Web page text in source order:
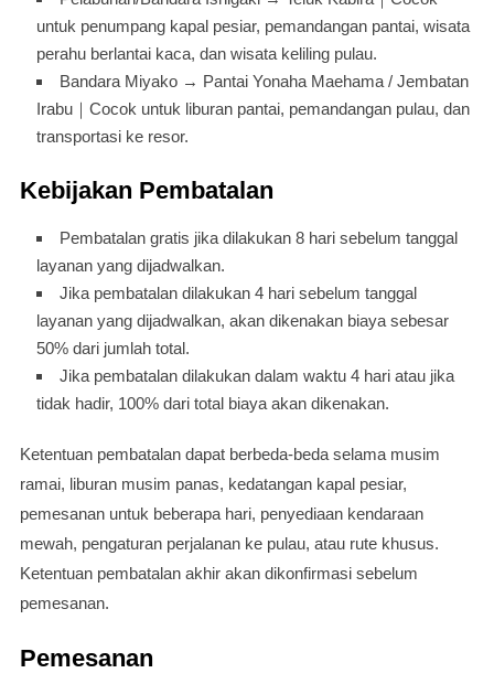
untuk penumpang kapal pesiar, pemandangan pantai, wisata
perahu berlantai kaca, dan wisata keliling pulau.
Bandara Miyako → Pantai Yonaha Maehama / Jembatan
Irabu｜Cocok untuk liburan pantai, pemandangan pulau, dan
transportasi ke resor.
Kebijakan Pembatalan
Pembatalan gratis jika dilakukan 8 hari sebelum tanggal
layanan yang dijadwalkan.
Jika pembatalan dilakukan 4 hari sebelum tanggal
layanan yang dijadwalkan, akan dikenakan biaya sebesar
50% dari jumlah total.
Jika pembatalan dilakukan dalam waktu 4 hari atau jika
tidak hadir, 100% dari total biaya akan dikenakan.
Ketentuan pembatalan dapat berbeda-beda selama musim
ramai, liburan musim panas, kedatangan kapal pesiar,
pemesanan untuk beberapa hari, penyediaan kendaraan
mewah, pengaturan perjalanan ke pulau, atau rute khusus.
Ketentuan pembatalan akhir akan dikonfirmasi sebelum
pemesanan.
Pemesanan